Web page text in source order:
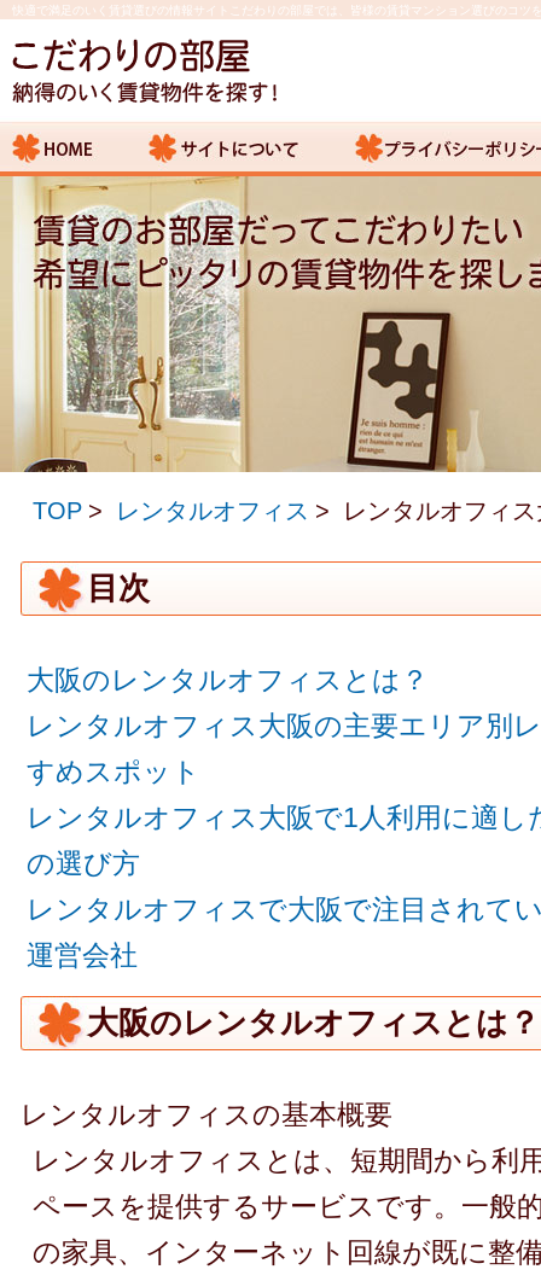
快適で満足のいく賃貸選びの情報サイトこだわりの部屋では、皆様の賃貸マンション選びのコツ
TOP レンタルオフィス レンタルオフィ
目次
大阪のレンタルオフィスとは？
レンタルオフィス大阪の主要エリア別
すめスポット
レンタルオフィス大阪で1人利用に適
の選び方
レンタルオフィスで大阪で注目されて
運営会社
大阪のレンタルオフィスとは？
レンタルオフィスの基本概要
レンタルオフィスとは、短期間から利
ペースを提供するサービスです。一般
の家具、インターネット回線が既に整